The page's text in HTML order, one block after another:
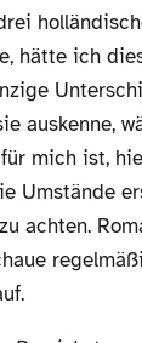
hätte ich
auskenne,
mich ist,
Umstände
achten.